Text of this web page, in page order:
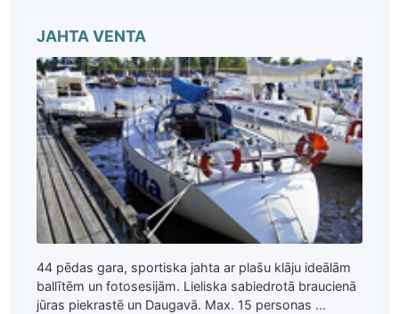
JAHTA VENTA
44 pēdas gara, sportiska jahta ar plašu klāju ideālām
ballītēm un fotosesijām. Lieliska sabiedrotā braucienā
jūras piekrastē un Daugavā. Max. 15 personas ...